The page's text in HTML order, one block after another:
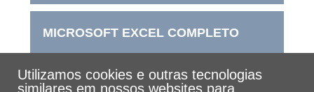
MICROSOFT EXCEL COMPLETO
PHOTOSHOP EDIÇÃO DE FOTO-
Utilizamos cookies e outras tecnologias
similares em nossos websites para